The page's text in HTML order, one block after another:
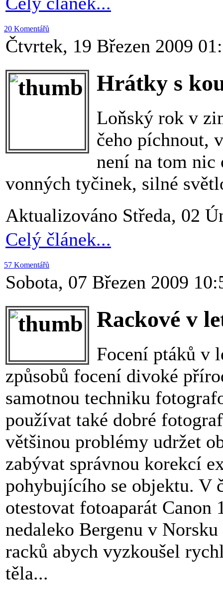
20 Komentářů
Čtvrtek, 19 Březen 2009
Hrátky s
Loňský rok v
čeho píchnout,
není na tom nic
vonných tyčinek, silné
Aktualizováno Středa, 02
Celý článek...
57 Komentářů
Sobota, 07 Březen 2009
Rackové v
Focení ptáků v
způsobů focení divoké
samotnou techniku
používat také dobré
většinou problémy udržet
zabývat správnou korekcí
pohybujícího se objektu. V
otestovat fotoaparát
nedaleko Bergenu v
racků abych vyzkoušel
těla...